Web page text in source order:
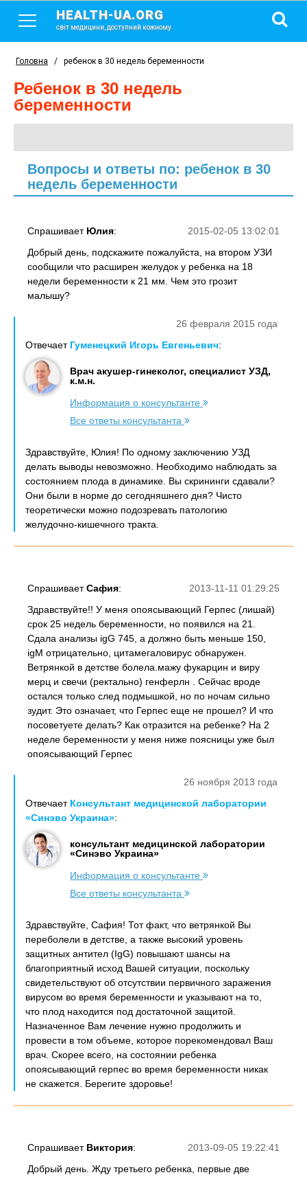
HEALTH-UA.ORG
світ медицини, доступний кожному
Головна / ребенок в 30 недель беременности
ребенок в 30 недель
беременности
Вопросы и ответы по: ребенок в 30
недель беременности
2015-02-05 13:02:01
Спрашивает Юлия:
Добрый день, подскажите пожалуйста, на втором УЗИ
сообщили что расширен желудок у ребенка на 18
недели беременности к 21 мм. Чем это грозит
малышу?
26 февраля 2015 года
Отвечает Гуменецкий Игорь Евгеньевич:
Врач акушер-гинеколог, специалист УЗД,
к.м.н.
Информация о консультанте
Все ответы консультанта
Здравствуйте, Юлия! По одному заключению УЗД
делать выводы невозможно. Необходимо наблюдать за
состоянием плода в динамике. Вы скрининги сдавали?
Они были в норме до сегодняшнего дня? Чисто
теоретически можно подозревать патологию
желудочно-кишечного тракта.
2013-11-11 01:29:25
СпрашиваетСафия:
Здравствуйте!! У меня опоясывающий Герпес (лишай)
срок 25 недель беременности, но появился на 21.
Сдала анализы igG 745, а должно быть меньше 150,
igM отрицательно, цитамегаловирус обнаружен.
Ветрянкой в детстве болела.мажу фукарцин и виру
мерц и свечи (ректально) генферлн . Сейчас вроде
остался только след подмышкой, но по ночам сильно
зудит. Это означает, что Герпес еще не прошел? И что
посоветуете делать? Как отразится на ребенке? На 2
неделе беременности у меня ниже поясницы уже был
опоясывающий Герпес
26 ноября 2013 года
Отвечает Консультант медицинской лаборатории
«Синэво Украина»:
консультант медицинской лаборатории
«Синэво Украина»
Информация о консультанте
Все ответы консультанта
Здравствуйте, Сафия! Тот факт, что ветрянкой Вы
переболели в детстве, а также высокий уровень
защитных антител (IgG) повышают шансы на
благоприятный исход Вашей ситуации, поскольку
свидетельствуют об отсутствии первичного заражения
вирусом во время беременности и указывают на то,
что плод находится под достаточной защитой.
Назначенное Вам лечение нужно продолжить и
провести в том объеме, которое порекомендовал Ваш
врач. Скорее всего, на состоянии ребенка
опоясывающий герпес во время беременности никак
не скажется. Берегите здоровье!
2013-09-05 19:22:41
Спрашивает Виктория:
Добрый день. Жду третьего ребенка, первые две